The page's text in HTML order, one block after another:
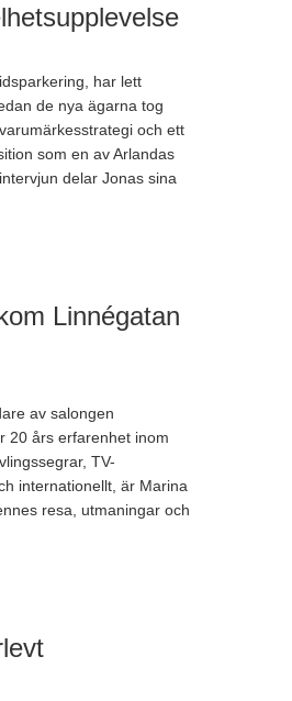
har lett
de nya ägarna tog
och ett
som en av Arlandas
delar Jonas sina
Linnégatan
av salongen
20 års erfarenhet inom
TV-
internationellt, är Marina
resa, utmaningar och